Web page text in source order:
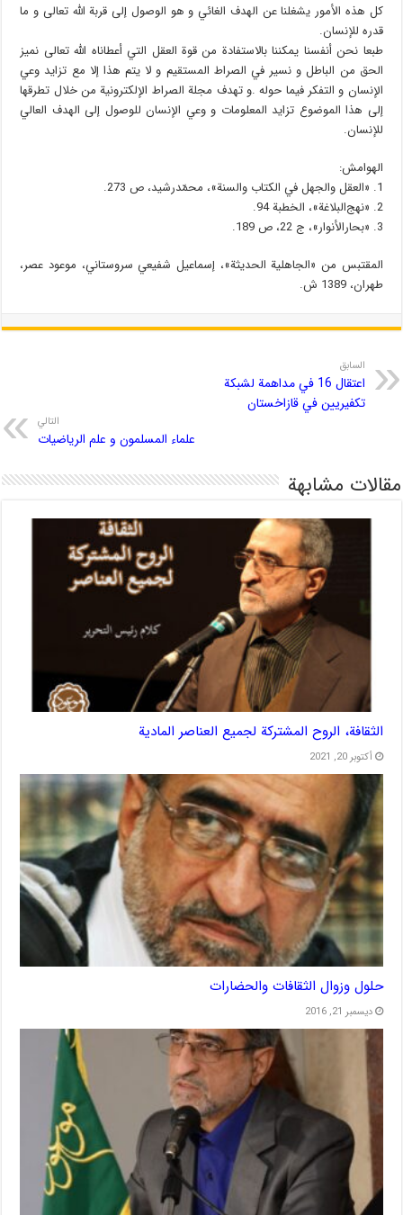
كل هذه الأمور يشغلنا عن الهدف الغائي و هو الوصول إلى قربة الله تعالى و ما
قدره للإنسان.
طبعا نحن أنفسنا يمكننا بالاستفادة من قوة العقل التي أعطاناه الله تعالى نميز
الحق من الباطل و نسير في الصراط المستقيم و لا يتم هذا إلا مع تزايد وعي
الإنسان و التفكر فيما حوله .و تهدف مجلة الصراط الإلكترونية من خلال تطرقها
إلى هذا الموضوع تزايد المعلومات و وعي الإنسان للوصول إلى الهدف العالي
للإنسان.
الهوامش:
1. «العقل والجهل في الكتاب والسنة»، محمّدرشيد، ص 273.
2. «نهج‌البلاغة»، الخطبة 94.
3. «بحارالأنوار»، ج 22، ص 189.
المقتبس من «الجاهلیة الحدیثة»، إسماعیل شفیعي سروستاني، موعود عصر،
طهران، 1389 ش.
السابق
اعتقال 16 في مداهمة لشبكة
تكفيريين في قازاخستان
التالي
علماء المسلمون و علم الرياضيات
مقالات مشابهة
الثقافة، الروح المشتركة لجميع العناصر المادية
أكتوبر 20, 2021
حلول وزوال الثقافات والحضارات
ديسمبر 21, 2016